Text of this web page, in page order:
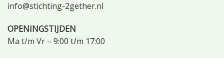
info@stichting-2gether.nl
OPENINGSTIJDEN
Ma t/m Vr – 9:00 t/m 17:00